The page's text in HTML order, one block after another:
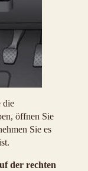
die
öffnen Sie
Sie es
der rechten